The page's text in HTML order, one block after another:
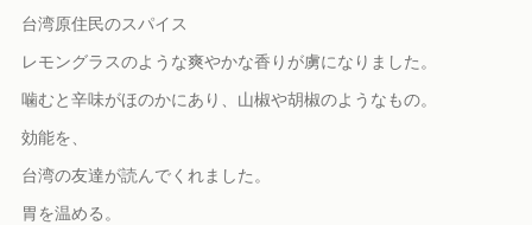
台湾原住民のスパイス
レモングラスのような爽やかな香りが虜になりました。
噛むと辛味がほのかにあり、山椒や胡椒のようなもの。
効能を、
台湾の友達が読んでくれました。
胃を温める。